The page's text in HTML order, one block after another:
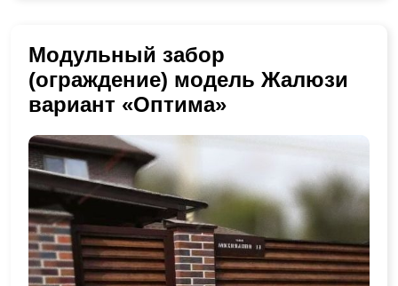
Модульный забор
(ограждение) модель Жалюзи
вариант «Оптима»